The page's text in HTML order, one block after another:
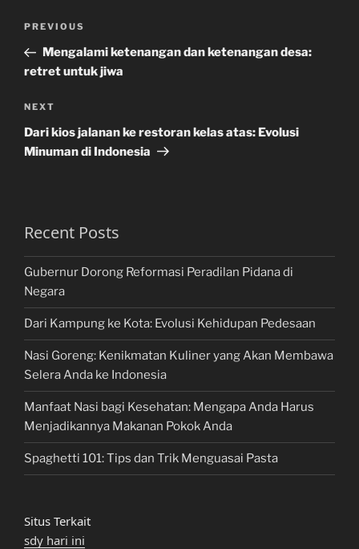
Previous
Post
PREVIOUS
Mengalami ketenangan dan ketenangan desa:
retret untuk jiwa
Next
Post
NEXT
Dari kios jalanan ke restoran kelas atas: Evolusi
Minuman di Indonesia
Recent Posts
Gubernur Dorong Reformasi Peradilan Pidana di
Negara
Dari Kampung ke Kota: Evolusi Kehidupan Pedesaan
Nasi Goreng: Kenikmatan Kuliner yang Akan Membawa
Selera Anda ke Indonesia
Manfaat Nasi bagi Kesehatan: Mengapa Anda Harus
Menjadikannya Makanan Pokok Anda
Spaghetti 101: Tips dan Trik Menguasai Pasta
Situs Terkait
sdy hari ini